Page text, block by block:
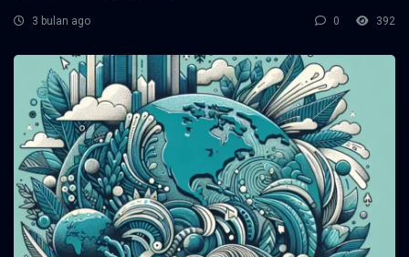
3 bulan ago 0 392